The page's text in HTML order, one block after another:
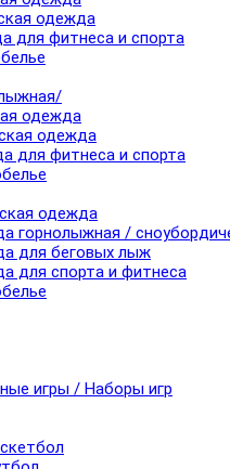
одежда
для фитнеса и спорта
одежда
одежда
для фитнеса и спорта
одежда
горнолыжная /
для беговых лыж
для спорта и фитнеса
игры / Наборы игр